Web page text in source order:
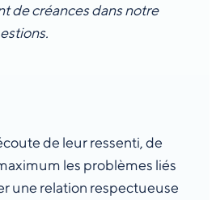
de créances dans notre
de leur ressenti, de
les problèmes liés
une relation respectueuse